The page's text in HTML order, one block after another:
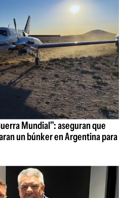
Mundial": aseguran que
un búnker en Argentina para